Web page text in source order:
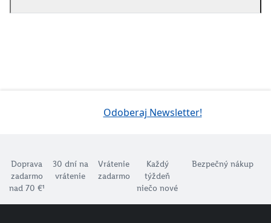
Odoberaj Newsletter!
Doprava
zadarmo
nad 70 €¹
30 dní na
vrátenie
Vrátenie
zadarmo
Každý
týždeň
niečo nové
Bezpečný nákup